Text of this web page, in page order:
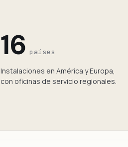
16 países
Instalaciones en América y Europa,
con oficinas de servicio regionales.